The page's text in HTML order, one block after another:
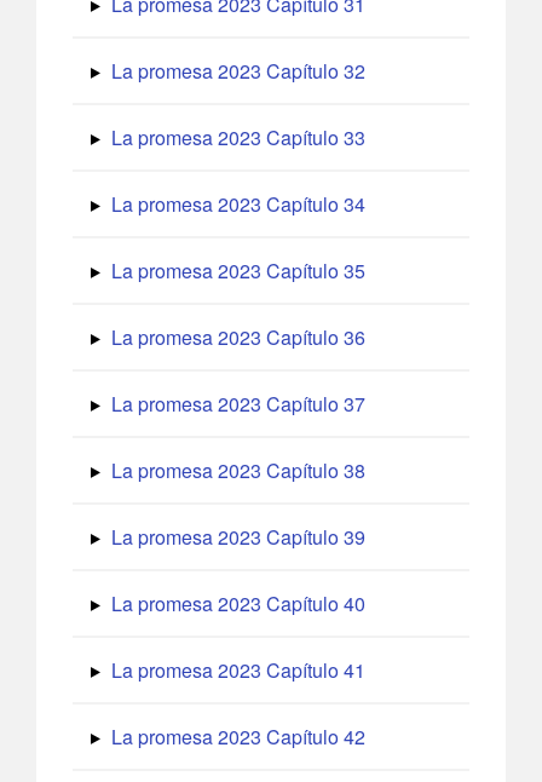
La promesa 2023 Capítulo 32
La promesa 2023 Capítulo 33
La promesa 2023 Capítulo 34
La promesa 2023 Capítulo 35
La promesa 2023 Capítulo 36
La promesa 2023 Capítulo 37
La promesa 2023 Capítulo 38
La promesa 2023 Capítulo 39
La promesa 2023 Capítulo 40
La promesa 2023 Capítulo 41
La promesa 2023 Capítulo 42